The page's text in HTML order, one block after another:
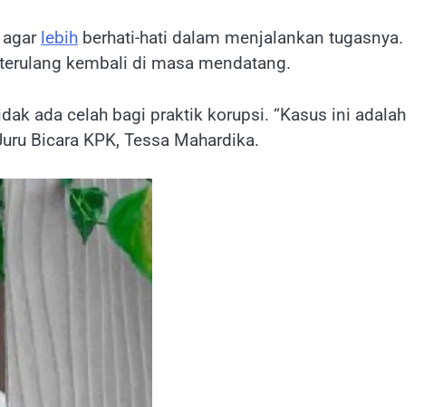
lebih berhati-hati dalam menjalankan tugasnya.
kembali di masa mendatang.
ada celah bagi praktik korupsi. “Kasus ini adalah
Bicara KPK, Tessa Mahardika.